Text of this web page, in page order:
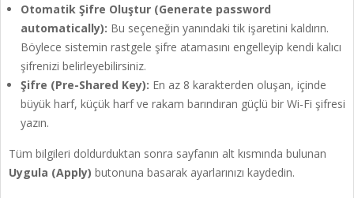
Otomatik Şifre Oluştur (Generate password
automatically): Bu seçeneğin yanındaki tik işaretini kaldırın.
Böylece sistemin rastgele şifre atamasını engelleyip kendi kalıcı
şifrenizi belirleyebilirsiniz.
Şifre (Pre-Shared Key): En az 8 karakterden oluşan, içinde
büyük harf, küçük harf ve rakam barındıran güçlü bir Wi-Fi şifresi
yazın.
Tüm bilgileri doldurduktan sonra sayfanın alt kısmında bulunan
Uygula (Apply) butonuna basarak ayarlarınızı kaydedin.